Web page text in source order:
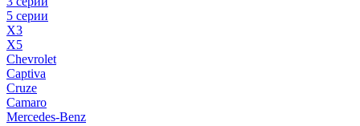
5 серии
X3
X5
Chevrolet
Captiva
Cruze
Camaro
Mercedes-Benz